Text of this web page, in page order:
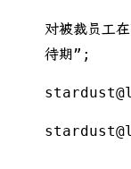
对被裁员工
待期”;